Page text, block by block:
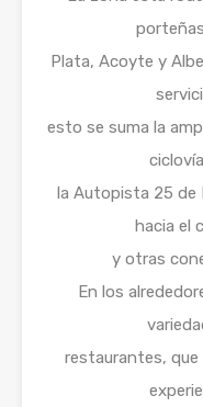
Plata, Acoyte y
esto se suma la
la Autopista 25 de
hacia el
y otras
En los
restaurantes, que